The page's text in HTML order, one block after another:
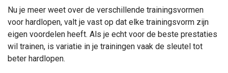
Nu je meer weet over de verschillende trainingsvormen
voor hardlopen, valt je vast op dat elke trainingsvorm zijn
eigen voordelen heeft. Als je echt voor de beste prestaties
wil trainen, is variatie in je trainingen vaak de sleutel tot
beter hardlopen.